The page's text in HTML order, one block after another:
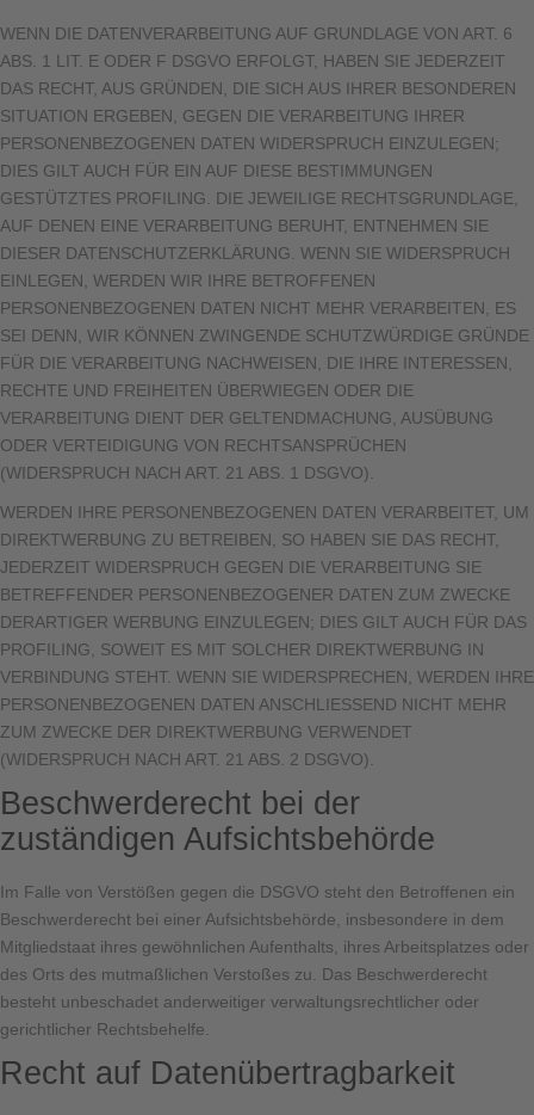
WENN DIE DATENVERARBEITUNG AUF GRUNDLAGE VON ART. 6
ABS. 1 LIT. E ODER F DSGVO ERFOLGT, HABEN SIE JEDERZEIT
DAS RECHT, AUS GRÜNDEN, DIE SICH AUS IHRER BESONDEREN
SITUATION ERGEBEN, GEGEN DIE VERARBEITUNG IHRER
PERSONENBEZOGENEN DATEN WIDERSPRUCH EINZULEGEN;
DIES GILT AUCH FÜR EIN AUF DIESE BESTIMMUNGEN
GESTÜTZTES PROFILING. DIE JEWEILIGE RECHTSGRUNDLAGE,
AUF DENEN EINE VERARBEITUNG BERUHT, ENTNEHMEN SIE
DIESER DATENSCHUTZERKLÄRUNG. WENN SIE WIDERSPRUCH
EINLEGEN, WERDEN WIR IHRE BETROFFENEN
PERSONENBEZOGENEN DATEN NICHT MEHR VERARBEITEN, ES
SEI DENN, WIR KÖNNEN ZWINGENDE SCHUTZWÜRDIGE GRÜNDE
FÜR DIE VERARBEITUNG NACHWEISEN, DIE IHRE INTERESSEN,
RECHTE UND FREIHEITEN ÜBERWIEGEN ODER DIE
VERARBEITUNG DIENT DER GELTENDMACHUNG, AUSÜBUNG
ODER VERTEIDIGUNG VON RECHTSANSPRÜCHEN
(WIDERSPRUCH NACH ART. 21 ABS. 1 DSGVO).
WERDEN IHRE PERSONENBEZOGENEN DATEN VERARBEITET, UM
DIREKTWERBUNG ZU BETREIBEN, SO HABEN SIE DAS RECHT,
JEDERZEIT WIDERSPRUCH GEGEN DIE VERARBEITUNG SIE
BETREFFENDER PERSONENBEZOGENER DATEN ZUM ZWECKE
DERARTIGER WERBUNG EINZULEGEN; DIES GILT AUCH FÜR DAS
PROFILING, SOWEIT ES MIT SOLCHER DIREKTWERBUNG IN
VERBINDUNG STEHT. WENN SIE WIDERSPRECHEN, WERDEN IHRE
PERSONENBEZOGENEN DATEN ANSCHLIESSEND NICHT MEHR
ZUM ZWECKE DER DIREKTWERBUNG VERWENDET
(WIDERSPRUCH NACH ART. 21 ABS. 2 DSGVO).
Beschwerde­recht bei der
zuständigen Aufsichts­behörde
Im Falle von Verstößen gegen die DSGVO steht den Betroffenen ein
Beschwerderecht bei einer Aufsichtsbehörde, insbesondere in dem
Mitgliedstaat ihres gewöhnlichen Aufenthalts, ihres Arbeitsplatzes oder
des Orts des mutmaßlichen Verstoßes zu. Das Beschwerderecht
besteht unbeschadet anderweitiger verwaltungsrechtlicher oder
gerichtlicher Rechtsbehelfe.
Recht auf Daten­übertrag­barkeit